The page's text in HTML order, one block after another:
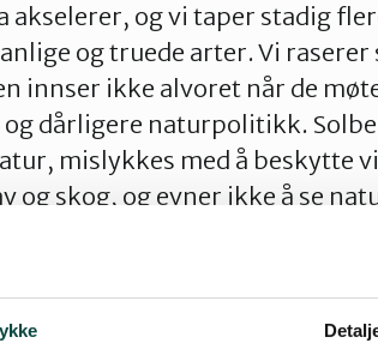
akselerer, og vi taper stadig
og truede arter. Vi
innser ikke alvoret når de
dårligere naturpolitikk.
mislykkes med å beskytte
og skog, og evner ikke å se
på statsbudsjettet, sier